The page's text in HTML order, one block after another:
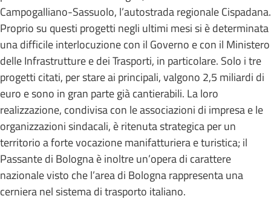
Campogalliano-Sassuolo, l’autostrada regionale Cispadana.
Proprio su questi progetti negli ultimi mesi si è determinata
una difficile interlocuzione con il Governo e con il Ministero
delle Infrastrutture e dei Trasporti, in particolare. Solo i tre
progetti citati, per stare ai principali, valgono 2,5 miliardi di
euro e sono in gran parte già cantierabili. La loro
realizzazione, condivisa con le associazioni di impresa e le
organizzazioni sindacali, è ritenuta strategica per un
territorio a forte vocazione manifatturiera e turistica; il
Passante di Bologna è inoltre un’opera di carattere
nazionale visto che l’area di Bologna rappresenta una
cerniera nel sistema di trasporto italiano.